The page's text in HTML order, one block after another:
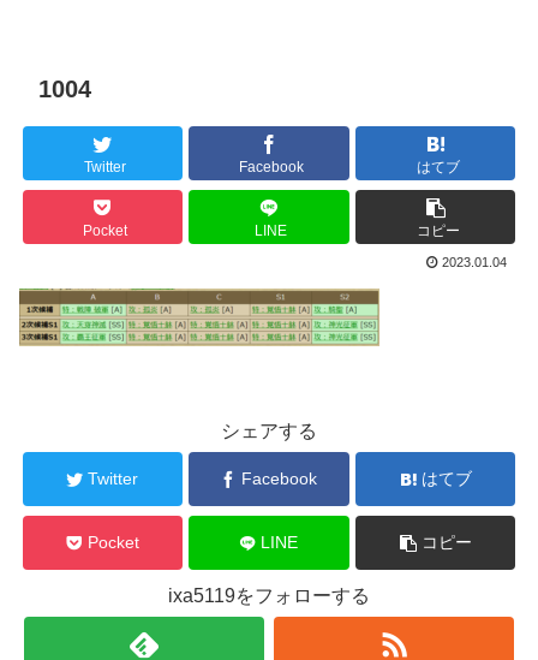
1004
Twitter Facebook はてブ
Pocket LINE コピー
2023.01.04
シェアする
Twitter Facebook はてブ
Pocket LINE コピー
ixa5119をフォローする